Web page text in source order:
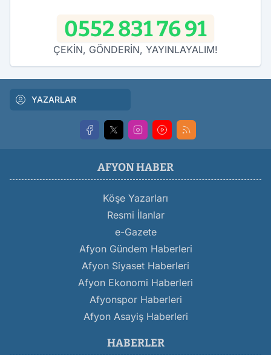
0552 831 76 91
ÇEKİN, GÖNDERİN, YAYINLAYALIM!
YAZARLAR
AFYON HABER
Köşe Yazarları
Resmi İlanlar
e-Gazete
Afyon Gündem Haberleri
Afyon Siyaset Haberleri
Afyon Ekonomi Haberleri
Afyonspor Haberleri
Afyon Asayiş Haberleri
HABERLER